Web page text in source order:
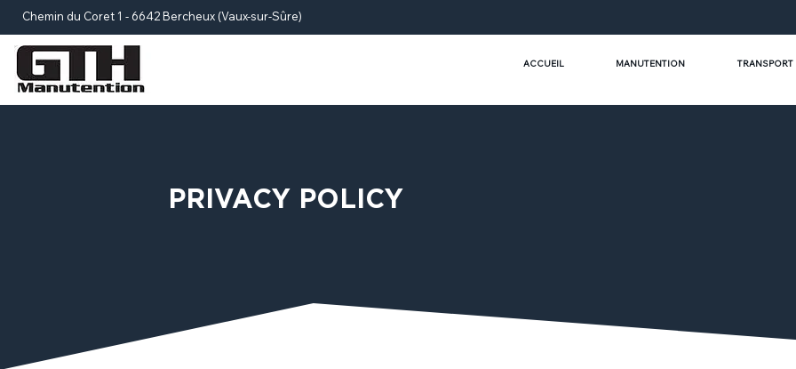
Chemin du Coret 1 - 6642 Bercheux (Vaux-sur-Sûre)
ACCUEIL MANUTENTION TRANSPORT
PRIVACY POLICY